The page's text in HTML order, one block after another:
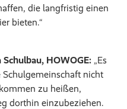
die langfristig einen
bieten.“
HOWOGE: „Es
nicht
zu heißen,
dorthin einzubeziehen.